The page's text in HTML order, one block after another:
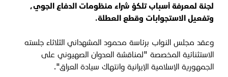
لجنة لمعرفة أسباب تلكؤ شراء منظومات الدفاع الجوي،
وتفعيل الاستجوابات وقطع العطلة.
وعقد مجلس النواب برئاسة محمود المشهداني الثلاثاء جلسته
الاستثنائية المخصصة "لمناقشة العدوان الصهيوني على
الجمهورية الإسلامية الإيرانية وانتهاك سيادة العراق".